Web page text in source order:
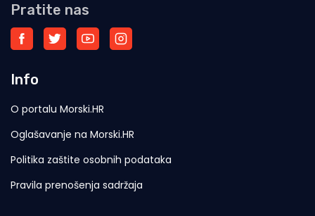
Pratite nas
Info
O portalu Morski.HR
Oglašavanje na Morski.HR
Politika zaštite osobnih podataka
Pravila prenošenja sadržaja